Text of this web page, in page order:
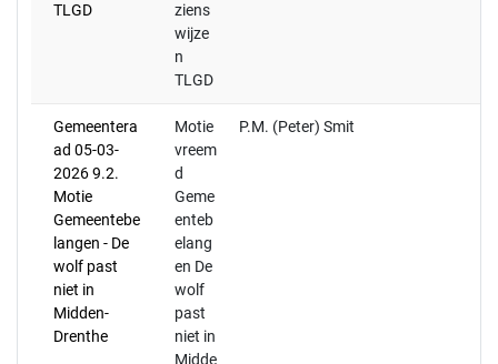
TLGD
ziens
wijze
n
TLGD
Gemeentera
ad 05-03-
2026 9.2.
Motie
Gemeentebe
langen - De
wolf past
niet in
Midden-
Drenthe
Motie
vreem
d
Geme
enteb
elang
en De
wolf
past
niet in
Midde
P.M. (Peter) Smit